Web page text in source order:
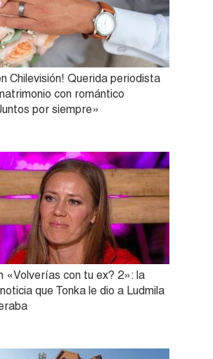
Chilevisión! Querida periodista
con romántico
por siempre»
«Volverías con tu ex? 2»: la
que Tonka le dio a Ludmila